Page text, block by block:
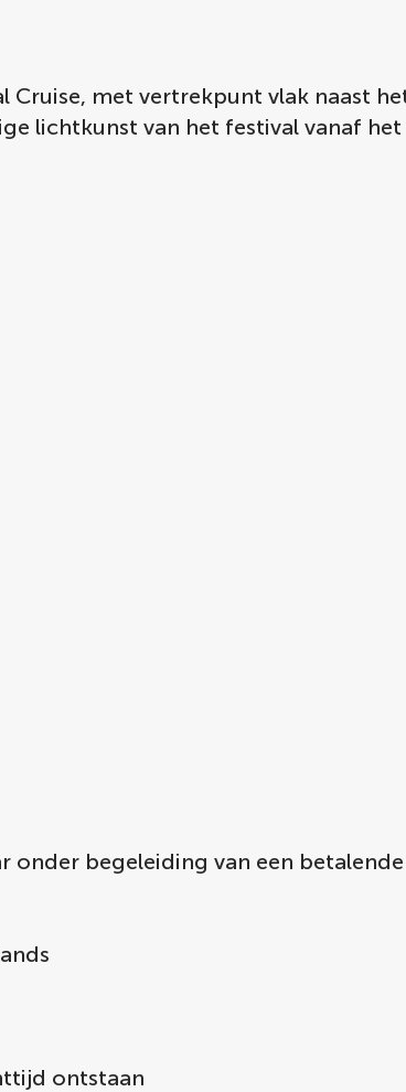
met vertrekpunt vlak naast
lichtkunst van het festival vanaf
begeleiding van een betalende
ontstaan